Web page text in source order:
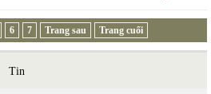
6 7 Trang sau Trang cuối
Tin